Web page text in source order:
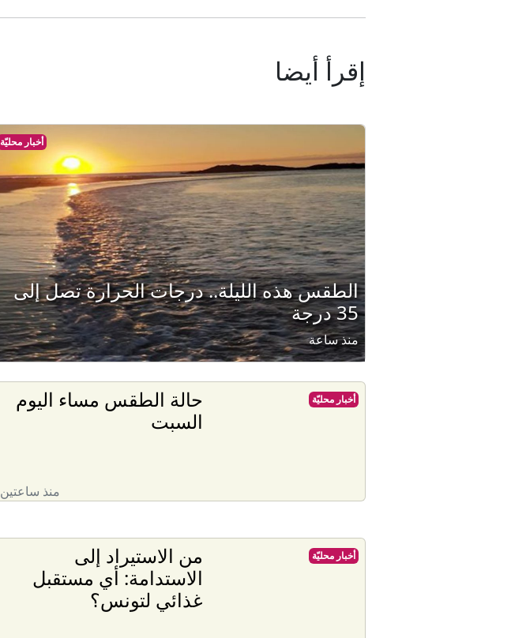
إقرأ أيضا
أخبار محليّة
الطقس هذه الليلة.. درجات الحرارة تصل إلى
35 درجة
منذ ساعة
حالة الطقس مساء اليوم
السبت
منذ ساعتين
أخبار محليّة
من الاستيراد إلى
الاستدامة: أي مستقبل
غذائي لتونس؟
أخبار محليّة